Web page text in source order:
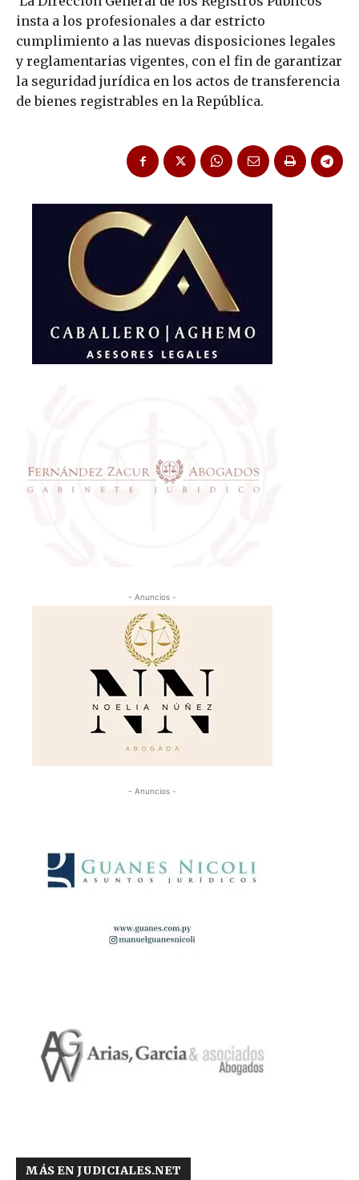
insta a los profesionales a dar estricto
cumplimiento a las nuevas disposiciones legales
y reglamentarias vigentes, con el fin de garantizar
la seguridad jurídica en los actos de transferencia
de bienes registrables en la República.
- Anuncios -
- Anuncios -
MÁS EN JUDICIALES.NET